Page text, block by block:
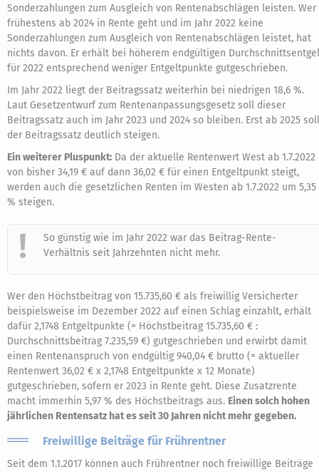
Sonderzahlungen zum Ausgleich von Rentenabschlägen leisten. Wer
frühestens ab 2024 in Rente geht und im Jahr 2022 keine
Sonderzahlungen zum Ausgleich von Rentenabschlägen leistet, hat
nichts davon. Er erhält bei höherem endgültigen
für 2022 entsprechend weniger Entgeltpunkte gutgeschrieben.
Im Jahr 2022 liegt der Beitragssatz weiterhin bei niedrigen 18,6 %.
Laut Gesetzentwurf zum Rentenanpassungsgesetz soll dieser
Beitragssatz auch im Jahr 2023 und 2024 so bleiben. Erst ab 2025 soll
der Beitragssatz deutlich steigen.
Ein weiterer Pluspunkt: Da der aktuelle Rentenwert West ab 1.7.2022
von bisher 34,19 € auf dann 36,02 € für einen Entgeltpunkt steigt,
werden auch die gesetzlichen Renten im Westen ab 1.7.2022 um 5,35
% steigen.
So günstig wie im Jahr 2022 war das Beitrag-Rente-
Verhältnis seit Jahrzehnten nicht mehr.
Wer den Höchstbeitrag von 15.735,60 € als freiwillig Versicherter
beispielsweise im Dezember 2022 auf einen Schlag einzahlt, erhält
dafür 2,1748 Entgeltpunkte (= Höchstbeitrag 15.735,60 € :
Durchschnittsbeitrag 7.235,59 €) gutgeschrieben und erwirbt damit
einen Rentenanspruch von endgültig 940,04 € brutto (= aktueller
Rentenwert 36,02 € x 2,1748 Entgeltpunkte x 12 Monate)
gutgeschrieben, sofern er 2023 in Rente geht. Diese Zusatzrente
macht immerhin 5,97 % des Höchstbeitrags aus. Einen solch hohen
jährlichen Rentensatz hat es seit 30 Jahren nicht mehr gegeben.
Freiwillige Beiträge für Frührentner
Seit dem 1.1.2017 können auch Frührentner noch freiwillige Beiträge